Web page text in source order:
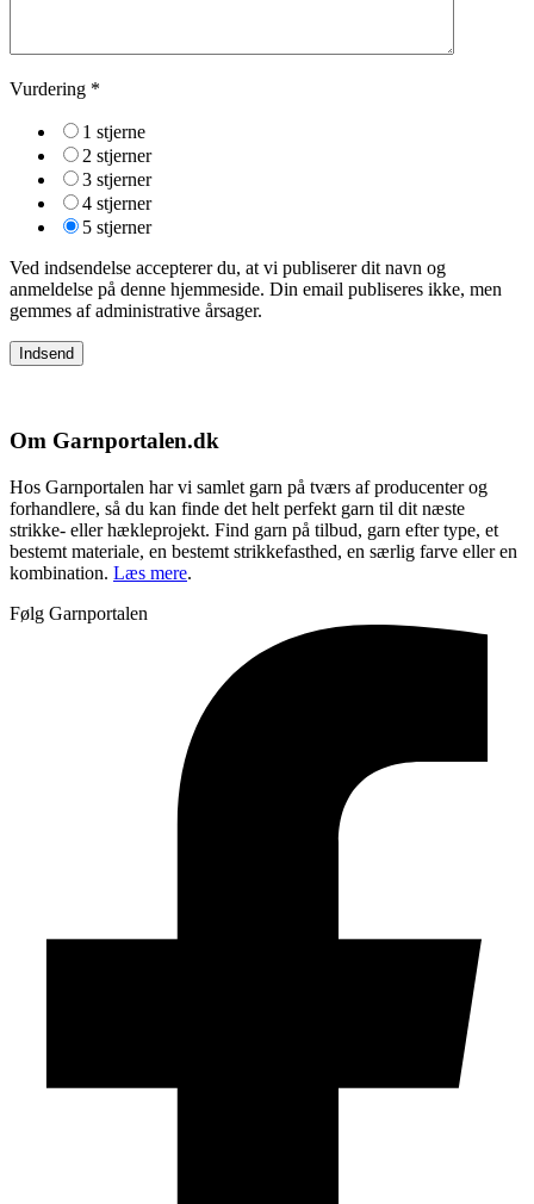
Vurdering *
1 stjerne
2 stjerner
3 stjerner
4 stjerner
5 stjerner
Ved indsendelse accepterer du, at vi publiserer dit navn og
anmeldelse på denne hjemmeside. Din email publiseres ikke, men
gemmes af administrative årsager.
Om Garnportalen.dk
Hos Garnportalen har vi samlet garn på tværs af producenter og
forhandlere, så du kan finde det helt perfekt garn til dit næste
strikke- eller hækleprojekt. Find garn på tilbud, garn efter type, et
bestemt materiale, en bestemt strikkefasthed, en særlig farve eller en
kombination. Læs mere.
Følg Garnportalen